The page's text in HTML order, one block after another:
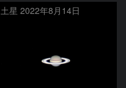
土星 2022年8月14日